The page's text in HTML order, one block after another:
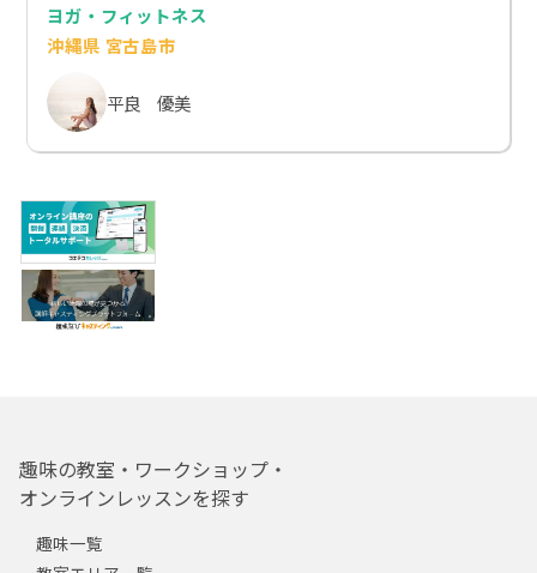
ヨガ・フィットネス
沖縄県 宮古島市
平良 優美
趣味の教室・ワークショップ・
オンラインレッスンを探す
趣味一覧